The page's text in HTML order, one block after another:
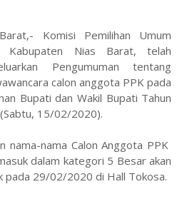
Komisi Pemilihan Umum
Kabupaten Nias Barat, telah
Pengumuman tentang
calon anggota PPK pada
Bupati dan Wakil Bupati Tahun
15/02/2020).
nama-nama Calon Anggota PPK
dalam kategori 5 Besar akan
pada 29/02/2020 di Hall Tokosa.